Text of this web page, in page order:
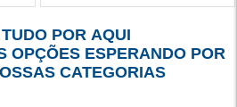
POR AQUI
OPÇÕES ESPERANDO POR
CATEGORIAS